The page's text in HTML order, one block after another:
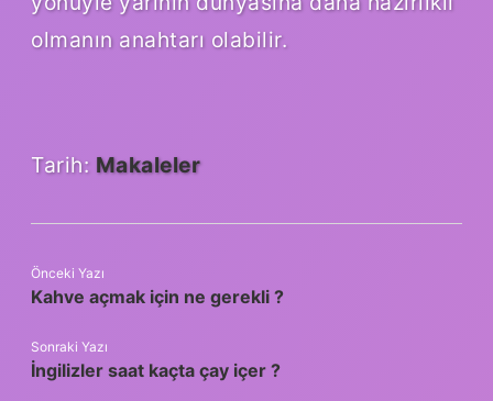
olmanın anahtarı olabilir.
Tarih: Makaleler
Önceki Yazı
Kahve açmak için ne gerekli ?
Sonraki Yazı
İngilizler saat kaçta çay içer ?